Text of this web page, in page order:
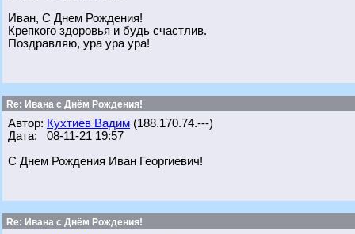
Иван, С Днем Рождения!
Крепкого здоровья и будь счастлив.
Поздравляю, ура ура ура!
Re: Ивана с Днём Рождения!
Автор: Кухтиев Вадим (188.170.74.---)
Дата: 08-11-21 19:57
С Днем Рождения Иван Георгиевич!
Re: Ивана с Днём Рождения!